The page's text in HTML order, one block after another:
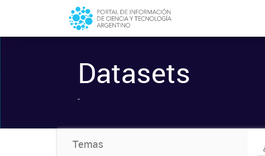
Datasets
-
Temas